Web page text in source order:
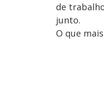
de
junto.
O que